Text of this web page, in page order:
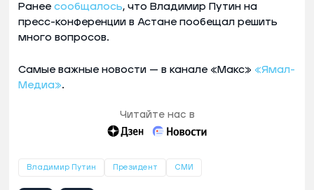
Ранее сообщалось, что Владимир Путин на
пресс-конференции в Астане пообещал решить
много вопросов.
Самые важные новости — в канале «Макс» «Ямал-
Медиа».
Читайте нас в
Владимир Путин Президент СМИ